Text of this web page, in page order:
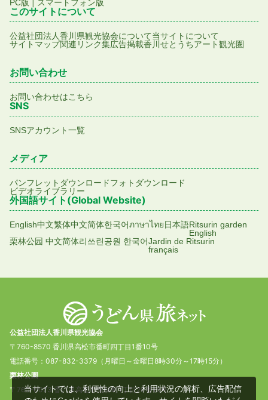
PC版 スマートフォン版
このサイトについて
公益社団法人香川県観光協会について当サイトについて
サイトマップ関連リンク集広告掲載香川せとうちアート観光圏
お問い合わせ
お問い合わせはこちら
SNS
SNSアカウント一覧
メディア
パンフレットダウンロードフォトダウンロード
ビデオライブラリー
外国語サイト(Global Website)
English中文繁体中文简体한국어ภาษาไทย日本語Ritsurin garden
English
栗林公园 中文简体리쓰린공원 한국어Jardin de Ritsurin
français
公益社団法人香川県観光協会
〒760-8570 香川県高松市番町四丁目1番10号
電話番号：087-832-3379（月曜日～金曜日8時30分～17時15分）
栗林公園
〒760-0073 香川県高松市栗林町1丁目20番16号
当サイトでは、利便性の向上と利用状況の解析、広告配信